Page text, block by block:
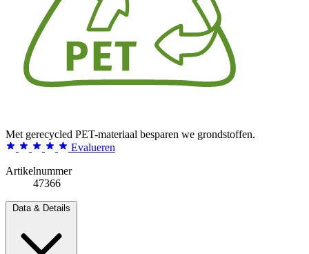
Met gerecycled PET-materiaal besparen we grondstoffen.
Evalueren
Artikelnummer
47366
Data & Details